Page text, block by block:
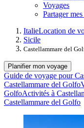
Voyages
Partager
ItalieLocation de
Sicile
Castellammare del
Planifier mon voyage
Guide de voyage pour
Castellammare del Golfo
GolfoActivités à
Castellammare del Golfo